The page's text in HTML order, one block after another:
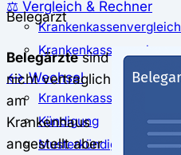
⚖️ Vergleich & Rechner
Krankenkassenvergleich
Krankenkassenrechner
↔ Wechsel
Krankenkassenwechsel
Kündigung
Musterkündigung
Belegarzt
Belegärztesind
nicht vertraglich
am
Krankenhaus
angestellt aber